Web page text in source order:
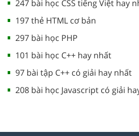
247 bài học CSS tiếng Việt hay
197 thẻ HTML cơ bản
297 bài học PHP
101 bài học C++ hay nhất
97 bài tập C++ có giải hay nhất
208 bài học Javascript có giải